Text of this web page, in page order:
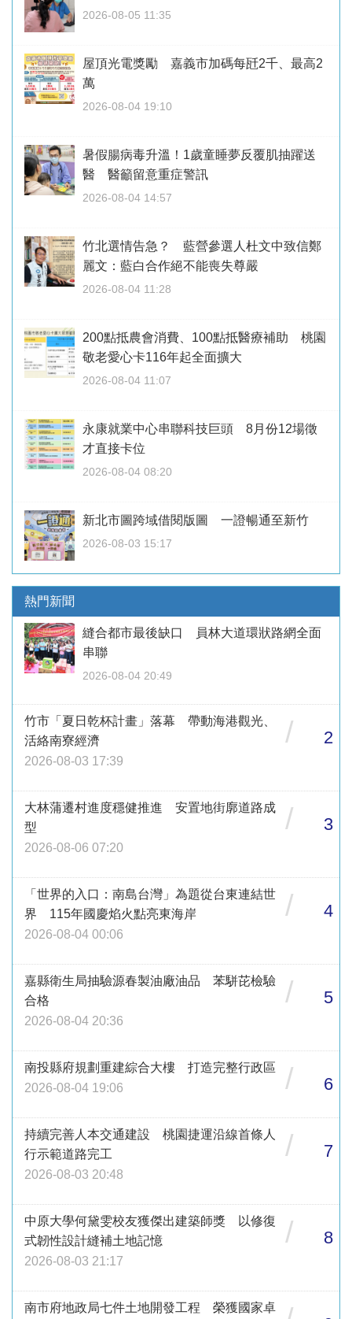
2026-08-05 11:35
屋頂光電獎勵 嘉義市加碼每瓩2千、最高2
萬
2026-08-04 19:10
暑假腸病毒升溫！1歲童睡夢反覆肌抽躍送
醫 醫籲留意重症警訊
2026-08-04 14:57
竹北選情告急？ 藍營參選人杜文中致信鄭
麗文：藍白合作絕不能喪失尊嚴
2026-08-04 11:28
200點抵農會消費、100點抵醫療補助 桃園
敬老愛心卡116年起全面擴大
2026-08-04 11:07
永康就業中心串聯科技巨頭 8月份12場徵
才直接卡位
2026-08-04 08:20
新北市圖跨域借閱版圖 一證暢通至新竹
2026-08-03 15:17
熱門新聞
縫合都市最後缺口 員林大道環狀路網全面
串聯
2026-08-04 20:49
竹市「夏日乾杯計畫」落幕 帶動海港觀光、
活絡南寮經濟
2026-08-03 17:39
/ 2
大林蒲遷村進度穩健推進 安置地街廓道路成
型
2026-08-06 07:20
/ 3
「世界的入口：南島台灣」為題從台東連結世
界 115年國慶焰火點亮東海岸
2026-08-04 00:06
/ 4
嘉縣衛生局抽驗源春製油廠油品 苯駢芘檢驗
合格
2026-08-04 20:36
/ 5
南投縣府規劃重建綜合大樓 打造完整行政區
2026-08-04 19:06
/ 6
持續完善人本交通建設 桃園捷運沿線首條人
行示範道路完工
2026-08-03 20:48
/ 7
中原大學何黛雯校友獲傑出建築師獎 以修復
式韌性設計縫補土地記憶
2026-08-03 21:17
/ 8
南市府地政局七件土地開發工程 榮獲國家卓